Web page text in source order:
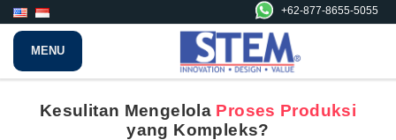
+62-877-8655-5055
MENU
Kesulitan Mengelola Proses Produksi
yang Kompleks?